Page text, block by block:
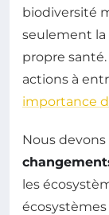
biodiversité
seulement la
propre
actions à
importance
Nous devons
les
écosystèmes